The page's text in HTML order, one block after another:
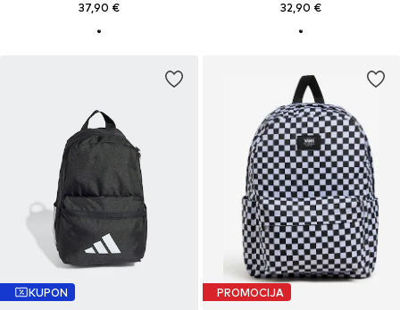
37,90 € 32,90 €
KUPON PROMOCIJA